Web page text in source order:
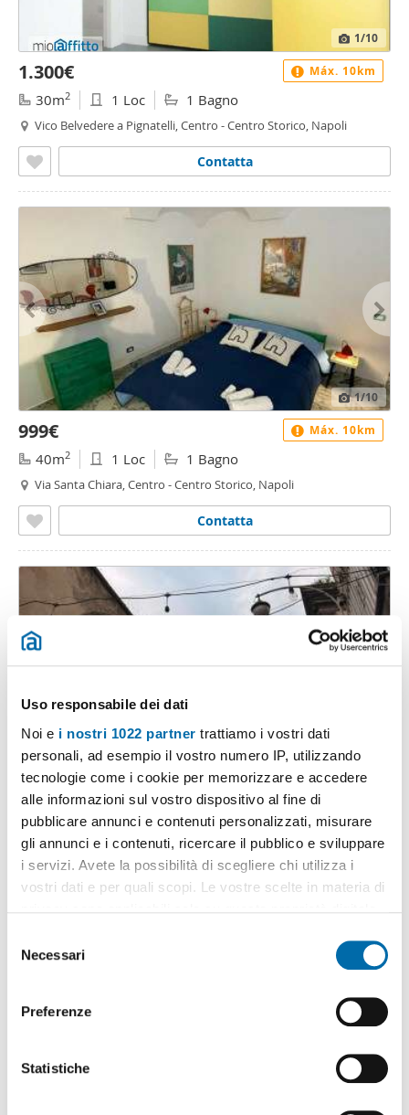
Uso responsabile dei dati
Noi e i nostri 1022 partner trattiamo i vostri dati
personali, ad esempio il vostro numero IP, utilizzando
tecnologie come i cookie per memorizzare e accedere
alle informazioni sul vostro dispositivo al fine di
pubblicare annunci e contenuti personalizzati, misurare
gli annunci e i contenuti, ricercare il pubblico e sviluppare
i servizi. Avete la possibilità di scegliere chi utilizza i
vostri dati e per quali scopi. Le vostre scelte in materia di
modificare o revocare il proprio consenso in qualsiasi
momento dalla Dichiarazione sui cookie o facendo clic
raccogliere informazioni sulla tua posizione
geografica, con un'approssimazione di qualche
Necessari
Preferenze
Statistiche
1/10
1.300€
30m2 1 Loc 1 Bagno
Vico Belvedere a Pignatelli, Centro - Centro Storico, Napoli
Contatta
Máx. 10km
1/10
999€
40m2 1 Loc 1 Bagno
Via Santa Chiara, Centro - Centro Storico, Napoli
Contatta
Máx. 10km
1
600€
45m 1 Loc 1 Bagno
Via Santa Chiara, Centro - Centro Storico, Napoli
Contatta